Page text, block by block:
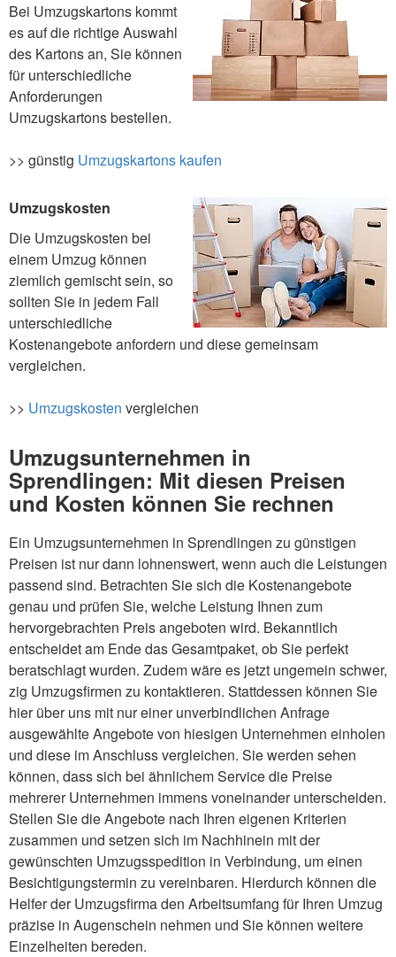
Bei Umzugskartons kommt
es auf die richtige Auswahl
des Kartons an, Sie können
für unterschiedliche
Anforderungen
Umzugskartons bestellen.
>> günstig Umzugskartons kaufen
Umzugskosten
Die Umzugskosten bei
einem Umzug können
ziemlich gemischt sein, so
sollten Sie in jedem Fall
unterschiedliche
Kostenangebote anfordern und diese gemeinsam
vergleichen.
>> Umzugskosten vergleichen
Umzugsunternehmen in
Sprendlingen: Mit diesen Preisen
und Kosten können Sie rechnen
Ein Umzugsunternehmen in Sprendlingen zu günstigen
Preisen ist nur dann lohnenswert, wenn auch die Leistungen
passend sind. Betrachten Sie sich die Kostenangebote
genau und prüfen Sie, welche Leistung Ihnen zum
hervorgebrachten Preis angeboten wird. Bekanntlich
entscheidet am Ende das Gesamtpaket, ob Sie perfekt
beratschlagt wurden. Zudem wäre es jetzt ungemein schwer,
zig Umzugsfirmen zu kontaktieren. Stattdessen können Sie
hier über uns mit nur einer unverbindlichen Anfrage
ausgewählte Angebote von hiesigen Unternehmen einholen
und diese im Anschluss vergleichen. Sie werden sehen
können, dass sich bei ähnlichem Service die Preise
mehrerer Unternehmen immens voneinander unterscheiden.
Stellen Sie die Angebote nach Ihren eigenen Kriterien
zusammen und setzen sich im Nachhinein mit der
gewünschten Umzugsspedition in Verbindung, um einen
Besichtigungstermin zu vereinbaren. Hierdurch können die
Helfer der Umzugsfirma den Arbeitsumfang für Ihren Umzug
präzise in Augenschein nehmen und Sie können weitere
Einzelheiten bereden.